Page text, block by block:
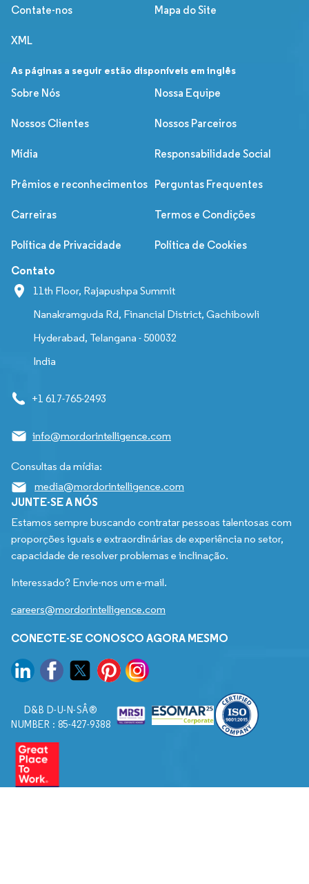
Contate-nos Mapa do Site
XML
As páginas a seguir estão disponíveis em inglês
Sobre Nós
Nossa Equipe
Nossos Clientes Nossos Parceiros
Mídia Responsabilidade Social
Prêmios e reconhecimentos Perguntas Frequentes
Carreiras Termos e Condições
Política de Privacidade Política de Cookies
Contato
11th Floor, Rajapushpa Summit
Nanakramguda Rd, Financial District, Gachibowli
Hyderabad, Telangana - 500032
India
+1 617-765-2493
info@mordorintelligence.com
Consultas da mídia:
media@mordorintelligence.com
JUNTE-SE A NÓS
Estamos sempre buscando contratar pessoas talentosas com
proporções iguais e extraordinárias de experiência no setor,
capacidade de resolver problemas e inclinação.
Interessado? Envie-nos um e-mail.
careers@mordorintelligence.com
CONECTE-SE CONOSCO AGORA MESMO
D&B D-U-N-SÂ®
NUMBER : 85-427-9388